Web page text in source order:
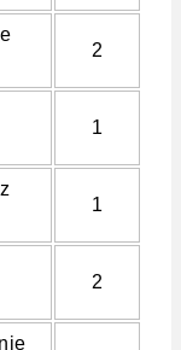
2
1
1
2